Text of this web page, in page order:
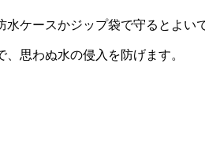
ケースかジップ袋で守るとよい
思わぬ水の侵入を防げます。